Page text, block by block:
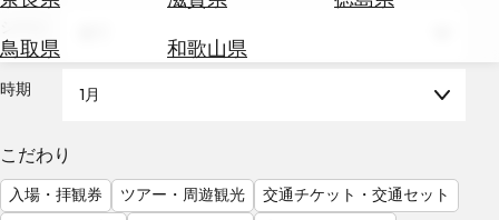
鳥取県
和歌山県
テ
を
調
べ
る
天
気
時期 1月
こだわり
入場・拝観券 ツアー・周遊観光
交通チケット・交通セット